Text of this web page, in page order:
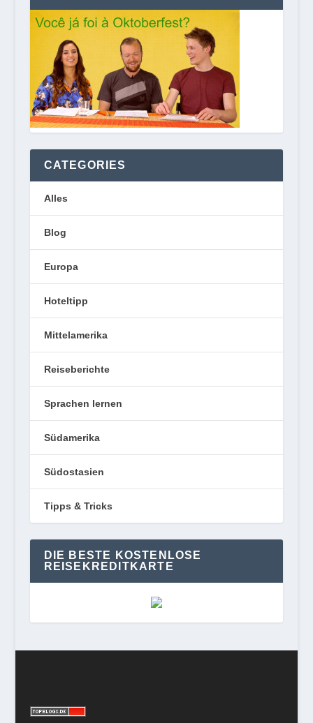
CATEGORIES
Alles
Blog
Europa
Hoteltipp
Mittelamerika
Reiseberichte
Sprachen lernen
Südamerika
Südostasien
Tipps & Tricks
DIE BESTE KOSTENLOSE
REISEKREDITKARTE